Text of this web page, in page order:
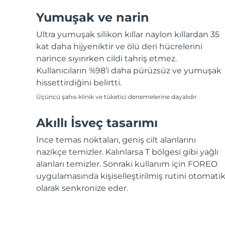
Yumuşak ve narin
Ultra yumuşak silikon kıllar naylon kıllardan 35
kat daha hijyeniktir ve ölü deri hücrelerini
narince sıyırırken cildi tahriş etmez.
Kullanıcıların %98’i daha pürüzsüz ve yumuşak
hissettirdiğini belirtti.
Üçüncü şahıs klinik ve tüketici denemelerine dayalıdır
Akıllı İsveç tasarımı
İnce temas noktaları, geniş cilt alanlarını
nazikçe temizler. Kalınlarsa T bölgesi gibi yağlı
alanları temizler. Sonraki kullanım için FOREO
uygulamasında kişiselleştirilmiş rutini otomatik
olarak senkronize eder.